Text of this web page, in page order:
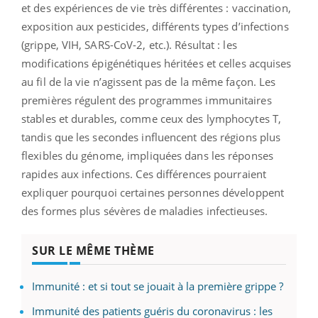
et des expériences de vie très différentes : vaccination,
exposition aux pesticides, différents types d’infections
(grippe, VIH, SARS-CoV-2, etc.). Résultat : les
modifications épigénétiques héritées et celles acquises
au fil de la vie n’agissent pas de la même façon. Les
premières régulent des programmes immunitaires
stables et durables, comme ceux des lymphocytes T,
tandis que les secondes influencent des régions plus
flexibles du génome, impliquées dans les réponses
rapides aux infections. Ces différences pourraient
expliquer pourquoi certaines personnes développent
des formes plus sévères de maladies infectieuses.
SUR LE MÊME THÈME
Immunité : et si tout se jouait à la première grippe ?
Immunité des patients guéris du coronavirus : les